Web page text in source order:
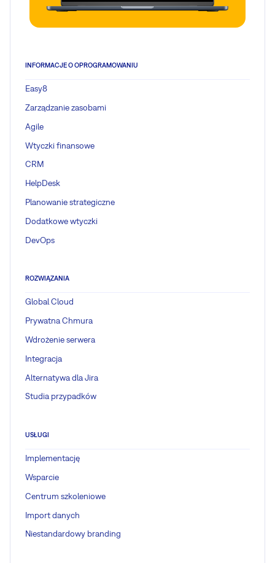
INFORMACJE O OPROGRAMOWANIU
Easy8
Zarządzanie zasobami
Agile
Wtyczki finansowe
CRM
HelpDesk
Planowanie strategiczne
Dodatkowe wtyczki
DevOps
ROZWIĄZANIA
Global Cloud
Prywatna Chmura
Wdrożenie serwera
Integracja
Alternatywa dla Jira
Studia przypadków
USŁUGI
Implementację
Wsparcie
Centrum szkoleniowe
Import danych
Niestandardowy branding